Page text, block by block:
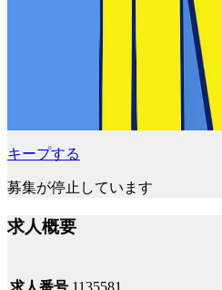
キープする
募集が停止しています
求人概要
求人番号